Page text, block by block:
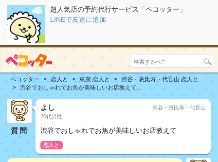
超人気店の予約代行サービス「ペコッター」
LINEで友達に追加
ペコッター 恋人と 東京 恋人と
渋谷・恵比寿・代官山 恋人と
渋谷でおしゃれでお魚が美味しいお店教えて...
質問
よし
20代男性
渋谷・恵比寿・代官山
渋谷でおしゃれでお魚が美味しいお店教えて
恋人と